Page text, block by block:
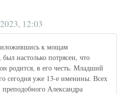
12:03
к мощам
настолько потрясен, что
родится, в его честь. Младший
сегодня уже 13-е именины. Всех
Александра